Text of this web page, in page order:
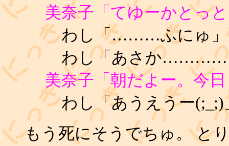
美奈子「てゆーかとっ
わし「………ふにゅ」
わし「あさか…………
美奈子「朝だよー。今
わし「あうえうー(;_;)
もう死にそうでちゅ。 と